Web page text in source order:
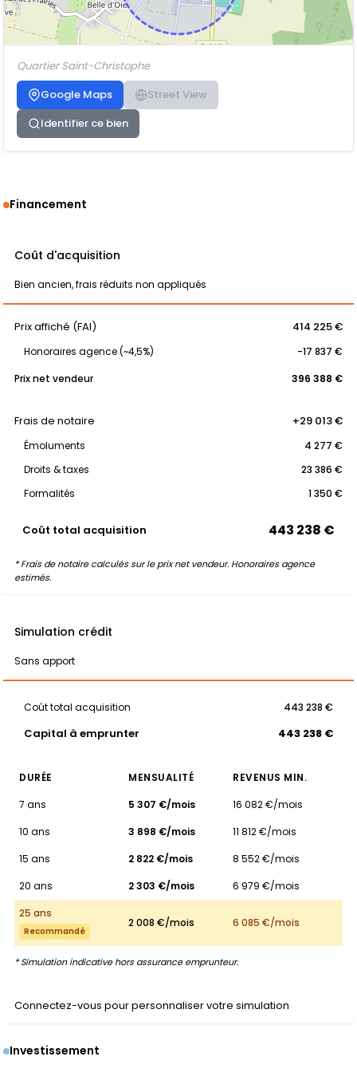
Quartier Saint-Christophe
Google Maps
Street View
Identifier ce bien
Financement
Coût d'acquisition
Bien ancien, frais réduits non appliqués
Prix affiché (FAI) 414 225 €
Honoraires agence (~4,5%)
-17 837 €
Prix net vendeur
396 388 €
Frais de notaire +29 013 €
Émoluments
4 277 €
Droits & taxes
23 386 €
Formalités
1 350 €
Coût total acquisition 443 238 €
* Frais de notaire calculés sur le prix net vendeur. Honoraires agence
estimés.
Simulation crédit
Sans apport
Coût total acquisition 443 238 €
Capital à emprunter 443 238 €
DURÉE MENSUALITÉ
REVENUS MIN.
7 ans
5 307 €/mois
16 082 €/mois
10 ans
3 898 €/mois
11 812 €/mois
15 ans
2 822 €/mois
8 552 €/mois
20 ans
2 303 €/mois
6 979 €/mois
25 ans
Recommandé
2 008 €/mois 6 085 €/mois
* Simulation indicative hors assurance emprunteur.
Connectez-vous pour personnaliser votre simulation
Investissement